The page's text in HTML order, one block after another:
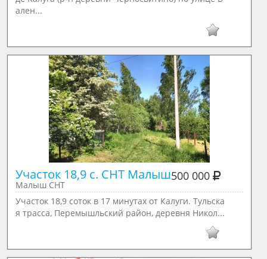
ален...
Участок 18,9 с. СНТ Малыш500 000
Малыш СНТ
Участок 18,9 соток в 17 минутах от Калуги. Тульска
я трасса, Перемышльский район, деревня Никол...